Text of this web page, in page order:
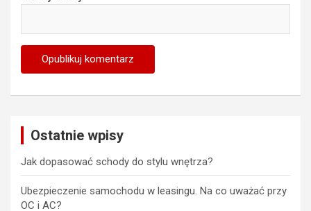
Ostatnie wpisy
Jak dopasować schody do stylu wnętrza?
Ubezpieczenie samochodu w leasingu. Na co uważać przy
OC i AC?